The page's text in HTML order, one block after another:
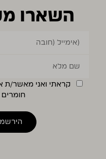
השארו
קראתי ואני מאשר/ת
חומרים